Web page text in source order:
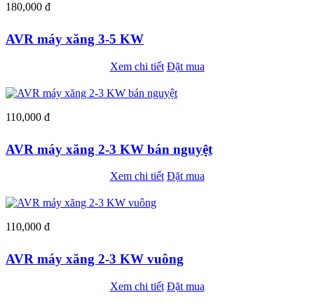
180,000 đ
AVR máy xăng 3-5 KW
Xem chi tiết Đặt mua
110,000 đ
AVR máy xăng 2-3 KW bán nguyệt
Xem chi tiết Đặt mua
110,000 đ
AVR máy xăng 2-3 KW vuông
Xem chi tiết Đặt mua